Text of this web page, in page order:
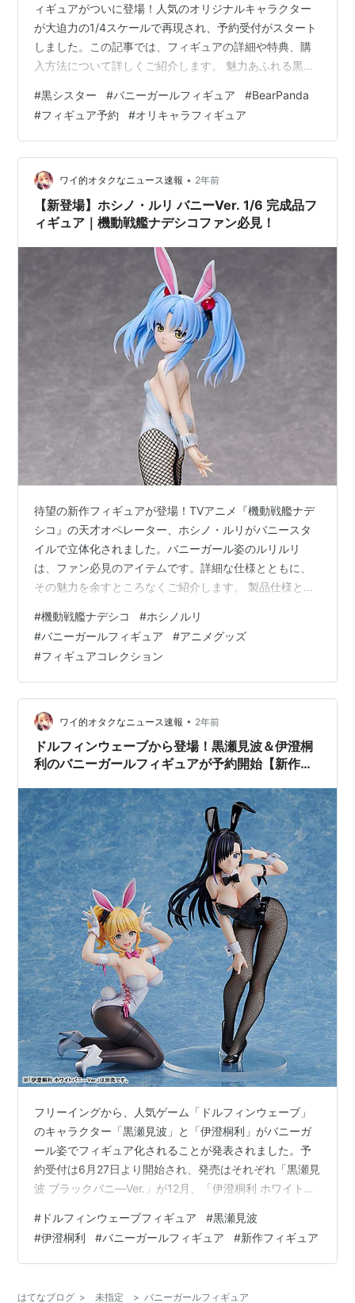
ィギュアがついに登場！人気のオリジナルキャラクター
が大迫力の1/4スケールで再現され、予約受付がスタート
しました。この記事では、フィギュアの詳細や特典、購
入方法について詳しくご紹介します。 魅力あふれる黒シ
富な特典が魅力 購入方法とリンク まとめ 魅力あふれる
黒シスターのフィギュア化 フィギュアメーカー
「BearPanda」は、同社のオリジナルキャラクター「黒
シスター」をバニーガール姿で1/4スケールフィギュアと
して発売します。このフィギュアは、細部にわたる造形
や塗装が施されており、黒シ…
#黒シスター #バニーガールフィギュア #BearPanda
#フィギュア予約 #オリキャラフィギュア
ワイ的オタクなニュース速報 • 2年前
【新登場】ホシノ・ルリ バニーVer. 1/6 完成品フ
ィギュア｜機動戦艦ナデシコファン必見！
待望の新作フィギュアが登場！TVアニメ『機動戦艦ナデ
シコ』の天才オペレーター、ホシノ・ルリがバニースタ
イルで立体化されました。バニーガール姿のルリルリ
は、ファン必見のアイテムです。詳細な仕様とともに、
その魅力を余すところなくご紹介します。 製品仕様と魅
制限と特典 購入制限 備考 購入方法とリンク まとめ 製品
仕様と魅力 スケールとサイズ このフィギュアは1/6スケ
ールで、高さは約300mmです。その大きさにより、細部
まで丁寧に再現されています。ツインテールや華奢なボ
ディラインも非常にリアルに仕上がっています。 スケー
ル: 1/6 サイズ:…
#機動戦艦ナデシコ #ホシノルリ
#バニーガールフィギュア #アニメグッズ
#フィギュアコレクション
ワイ的オタクなニュース速報 • 2年前
ドルフィンウェーブから登場！黒瀬見波＆伊澄桐
利のバニーガールフィギュアが予約開始【新作フ
フリーイングから、人気ゲーム「ドルフィンウェーブ」
のキャラクター「黒瀬見波」と「伊澄桐利」がバニーガ
ール姿でフィギュア化されることが発表されました。予
約受付は6月27日より開始され、発売はそれぞれ「黒瀬見
波 ブラックバニ―Ver.」が12月、「伊澄桐利 ホワイトバ
も22,000円（税込）です。 黒瀬見波 ブラックバニ―Ver.
フィギュアの特徴 スペック 伊澄桐利 ホワイトバニ―Ver.
フィギュアの特徴 スペック フィギュアの予約方法 まと
# ドルフィンウェーブフィギュア #黒瀬見波
#伊澄桐利 #バニーガールフィギュア #新作フィギュア
はてなブログ > 未指定 > バニーガールフィギュア